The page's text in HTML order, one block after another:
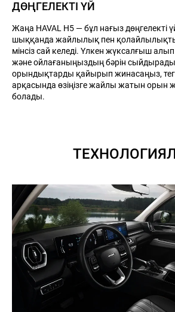
ДӨҢГЕЛЕКТІ ҮЙ
Жаңа HAVAL H5 — бұл нағыз дөңгелекті
шыққанда жайлылық пен
мінсіз сай келеді. Үлкен жүксалғыш алып
және ойлағаныңыздың бәрін
орындықтарды қайырып жинасаңыз,
арқасында өзіңізге жайлы жатын орын
болады.